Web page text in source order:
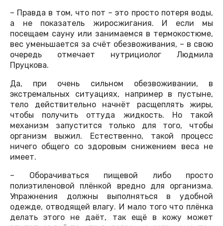
– Правда в том, что пот – это просто потеря воды,
а не показатель жиросжигания. И если мы
посещаем сауну или занимаемся в термокостюме,
вес уменьшается за счёт обезвоживания, – в свою
очередь отмечает нутрициолог Людмила
Пруцкова.
Да, при очень сильном обезвоживании, в
экстремальных ситуациях, например в пустыне,
тело действительно начнёт расщеплять жиры,
чтобы получить оттуда жидкость. Но такой
механизм запустится только для того, чтобы
организм выжил. Естественно, такой процесс
ничего общего со здоровым снижением веса не
имеет.
– Оборачиваться пищевой либо просто
полиэтиленовой плёнкой вредно для организма.
Упражнения должны выполняться в удобной
одежде, отводящей влагу. И мало того что плёнка
делать этого не даёт, так ещё в кожу может